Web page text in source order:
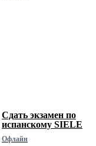
Сдать экзамен по
испанскому SIELE
Офлайн